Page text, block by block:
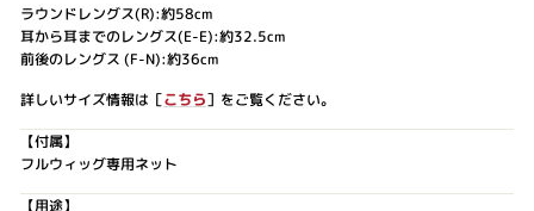
ラウンドレングス(R):約58cm
耳から耳までのレングス(E-E):約32.5cm
前後のレングス (F-N):約36cm
詳しいサイズ情報は［こちら］をご覧ください。
【付属】
フルウィッグ専用ネット
【用途】